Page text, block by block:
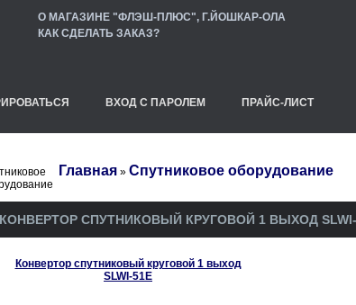
О МАГАЗИНЕ "ФЛЭШ-ПЛЮС", Г.ЙОШКАР-ОЛА
КАК СДЕЛАТЬ ЗАКАЗ?
ВХОД С ПАРОЛЕМ ПРАЙС-ЛИСТ
Главная » Спутниковое оборудование
КОНВЕРТОР СПУТНИКОВЫЙ КРУГОВОЙ 1 ВЫХОД SLWI-